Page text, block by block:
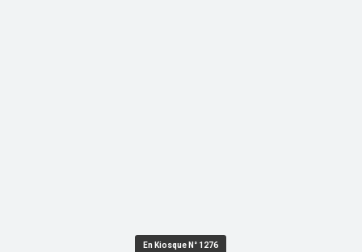
En Kiosque N° 1276